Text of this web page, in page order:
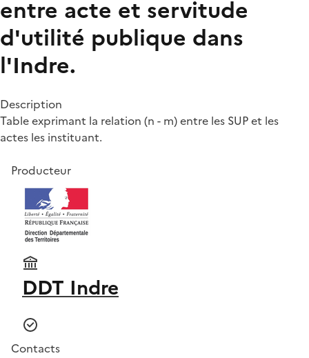
entre acte et servitude
d'utilité publique dans
l'Indre.
Description
Table exprimant la relation (n - m) entre les SUP et les
actes les instituant.
Producteur
DDT Indre
Contacts